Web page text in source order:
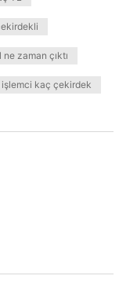
zaman çıktı
işlemci kaç çekirdek